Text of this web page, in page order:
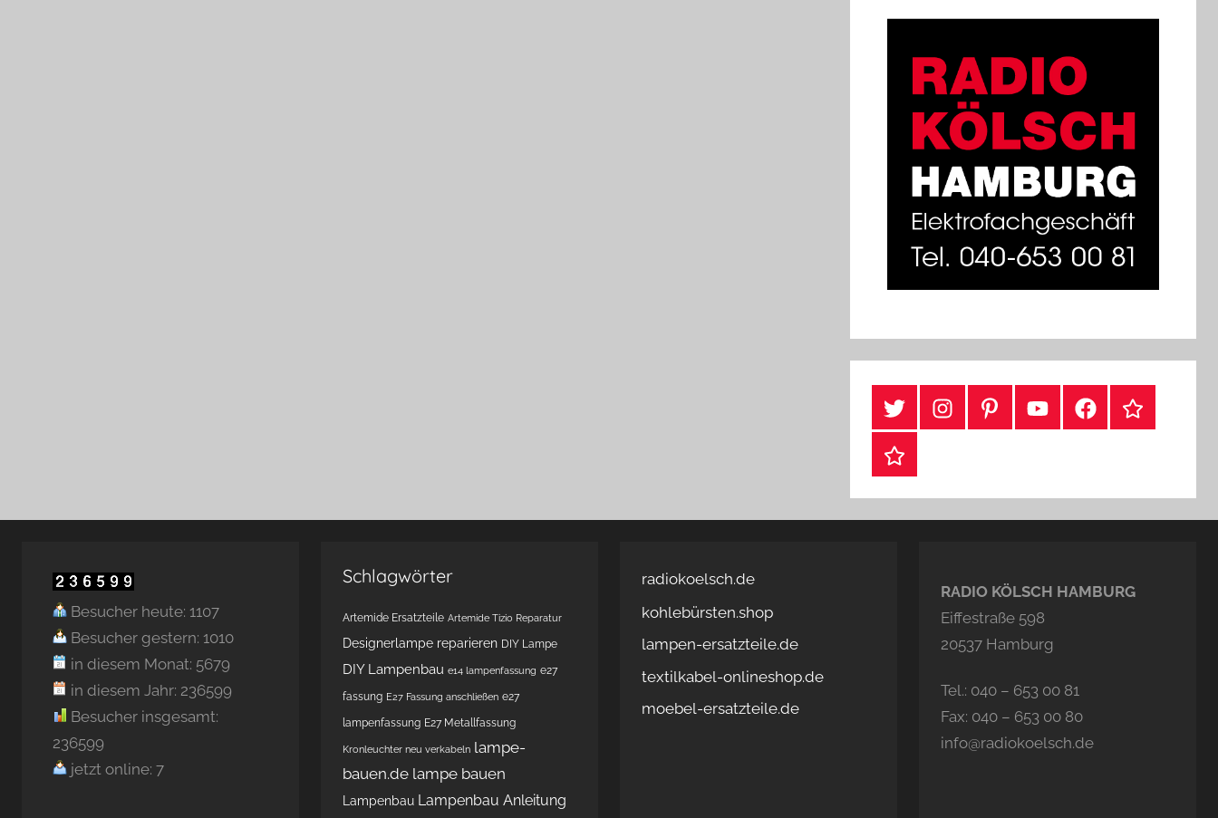
#TwitterInstagramPinterestYouTubeFacebook
TikTok
Webshop
Besucher heute: 1107
Besucher gestern: 1010
in diesem Monat: 5679
in diesem Jahr: 236599
Besucher insgesamt:
236599
jetzt online: 7
Schlagwörter
Artemide Ersatzteile Artemide Tizio Reparatur
Designerlampe reparieren DIY Lampe
DIY Lampenbau e14 lampenfassung e27
fassung E27 Fassung anschließen e27
lampenfassung E27 Metallfassung
Kronleuchter neu verkabeln lampe-
bauen.de lampe bauen
Lampenbau Lampenbau Anleitung
radiokoelsch.de
kohlebürsten.shop
lampen-ersatzteile.de
textilkabel-onlineshop.de
moebel-ersatzteile.de
RADIO KÖLSCH HAMBURG
Eiffestraße 598
20537 Hamburg
Tel.: 040 – 653 00 81
Fax: 040 – 653 00 80
info@radiokoelsch.de